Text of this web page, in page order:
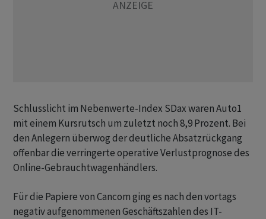
Schlusslicht im Nebenwerte-Index SDax waren Auto1
mit einem Kursrutsch um zuletzt noch 8,9 Prozent. Bei
den Anlegern überwog der deutliche Absatzrückgang
offenbar die verringerte operative Verlustprognose des
Online-Gebrauchtwagenhändlers.
Für die Papiere von Cancom ging es nach den vortags
negativ aufgenommenen Geschäftszahlen des IT-